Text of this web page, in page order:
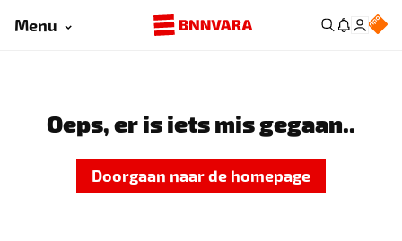
Menu
Oeps, er is iets mis gegaan..
Doorgaan naar de homepage